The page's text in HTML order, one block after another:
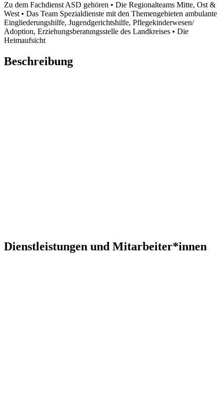
Zu dem Fachdienst ASD gehören • Die Regionalteams Mitte, Ost &
West • Das Team Spezialdienste mit den Themengebieten ambulante
Eingliederungshilfe, Jugendgerichtshilfe, Pflegekinderwesen/
Adoption, Erziehungsberatungsstelle des Landkreises • Die
Heimaufsicht
Beschreibung
Dienstleistungen und Mitarbeiter*innen